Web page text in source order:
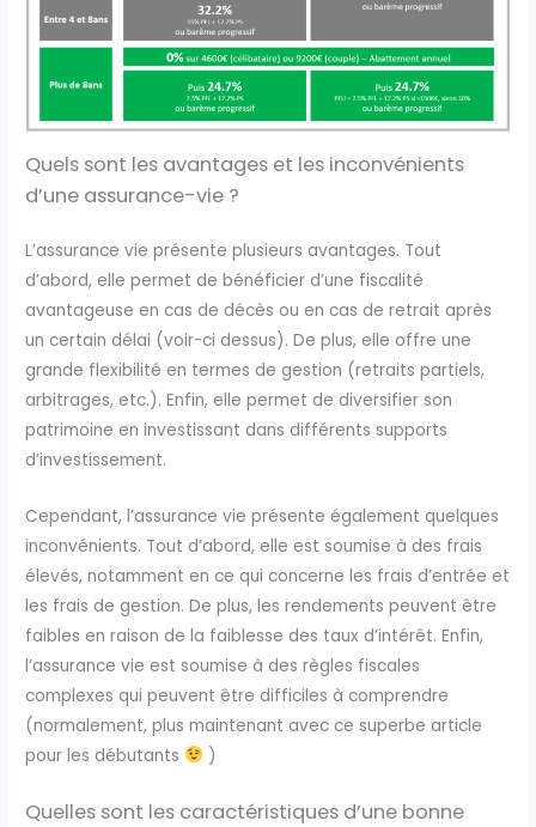
Quels sont les avantages et les inconvénients
d’une assurance-vie ?
L’assurance vie présente plusieurs avantages. Tout
d’abord, elle permet de bénéficier d’une fiscalité
avantageuse en cas de décès ou en cas de retrait après
un certain délai (voir-ci dessus). De plus, elle offre une
grande flexibilité en termes de gestion (retraits partiels,
arbitrages, etc.). Enfin, elle permet de diversifier son
patrimoine en investissant dans différents supports
d’investissement.
Cependant, l’assurance vie présente également quelques
inconvénients. Tout d’abord, elle est soumise à des frais
élevés, notamment en ce qui concerne les frais d’entrée et
les frais de gestion. De plus, les rendements peuvent être
faibles en raison de la faiblesse des taux d’intérêt. Enfin,
l’assurance vie est soumise à des règles fiscales
complexes qui peuvent être difficiles à comprendre
(normalement, plus maintenant avec ce superbe article
pour les débutants
)
Quelles sont les caractéristiques d’une bonne